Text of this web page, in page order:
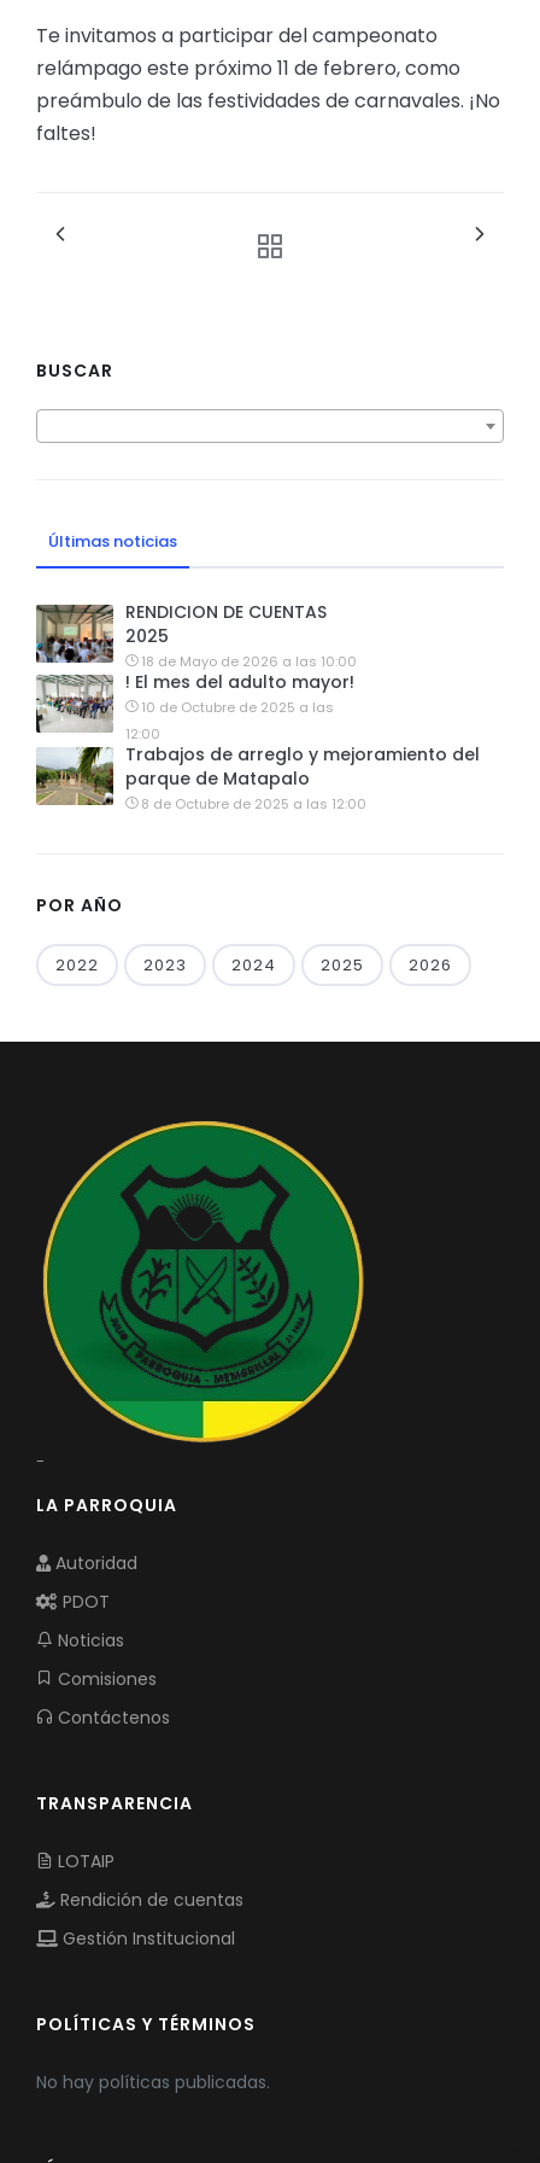
Te invitamos a participar del campeonato
relámpago este próximo 11 de febrero, como
preámbulo de las festividades de carnavales. ¡No
faltes!
BUSCAR
Últimas noticias
RENDICION DE CUENTAS
2025
18 de Mayo de 2026 a las 10:00
! El mes del adulto mayor!
10 de Octubre de 2025 a las
12:00
Trabajos de arreglo y mejoramiento del
parque de Matapalo
8 de Octubre de 2025 a las 12:00
POR AÑO
2022 2023 2024 2025 2026
-
LA PARROQUIA
Autoridad
PDOT
Noticias
Comisiones
Contáctenos
TRANSPARENCIA
LOTAIP
Rendición de cuentas
Gestión Institucional
POLÍTICAS Y TÉRMINOS
No hay políticas publicadas.